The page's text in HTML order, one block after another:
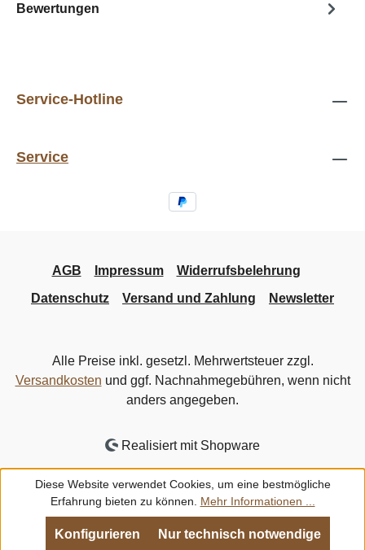
Bewertungen
Service-Hotline
Service
AGB Impressum
Widerrufsbelehrung
Datenschutz
Versand und Zahlung Newsletter
Alle Preise inkl. gesetzl. Mehrwertsteuer zzgl.
Versandkosten und ggf. Nachnahmegebühren, wenn nicht
anders angegeben.
Realisiert mit Shopware
Diese Website verwendet Cookies, um eine bestmögliche
Erfahrung bieten zu können. Mehr Informationen ...
Nur technisch notwendige
Konfigurieren